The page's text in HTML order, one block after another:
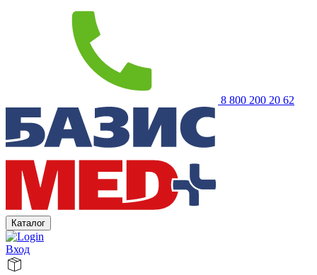
8 800 200 20 62
Каталог
Вход